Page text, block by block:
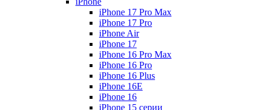
iPhone 17 Pro Max
iPhone 17 Pro
iPhone Air
iPhone 17
iPhone 16 Pro Max
iPhone 16 Pro
iPhone 16 Plus
iPhone 16E
iPhone 16
iPhone 15 серии